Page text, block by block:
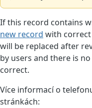
If this record contains
new record with
will be replaced after
by users and there is
correct.
Více informací o
stránkách: